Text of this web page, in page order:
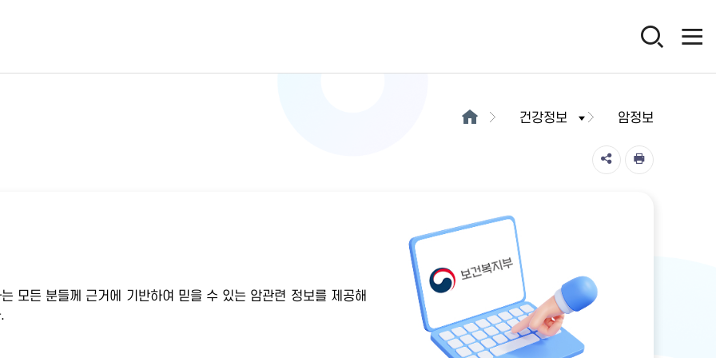
건강정보 암정보
모든 분들께 근거에 기반하여 믿을 수 있는 암관련 정보를 제공해